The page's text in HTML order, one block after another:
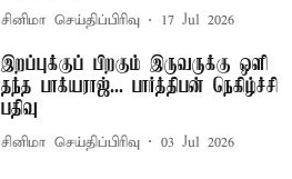
சினிமா செய்திப்பிரிவு 17 Jul 2026
இறப்புக்குப் பிறகும் இருவருக்கு ஒளி
தந்த பாக்யராஜ்... பார்த்திபன் நெகிழ்ச்சி
பதிவு
சினிமா செய்திப்பிரிவு 03 Jul 2026